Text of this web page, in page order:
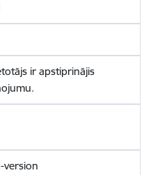
ir apstiprinājis
version